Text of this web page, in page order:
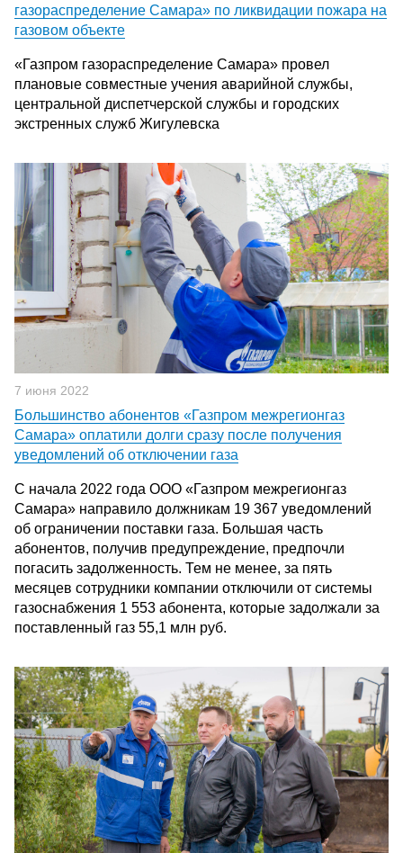
газораспределение Самара» по ликвидации пожара на
газовом объекте
«Газпром газораспределение Самара» провел
плановые совместные учения аварийной службы,
центральной диспетчерской службы и городских
экстренных служб Жигулевска
7 июня 2022
Большинство абонентов «Газпром межрегионгаз
Самара» оплатили долги сразу после получения
уведомлений об отключении газа
С начала 2022 года ООО «Газпром межрегионгаз
Самара» направило должникам 19 367 уведомлений
об ограничении поставки газа. Большая часть
абонентов, получив предупреждение, предпочли
погасить задолженность. Тем не менее, за пять
месяцев сотрудники компании отключили от системы
газоснабжения 1 553 абонента, которые задолжали за
поставленный газ 55,1 млн руб.